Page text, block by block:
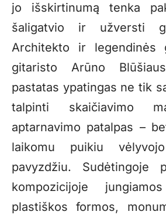
jo išskirtinumą tenka
šaligatvio ir užversti
Architekto ir legendinės
gitaristo Arūno
pastatas ypatingas ne tik
talpinti skaičiavimo
aptarnavimo patalpas –
laikomu puikiu
pavyzdžiu. Sudėtingoje
kompozicijoje
plastiškos formos,